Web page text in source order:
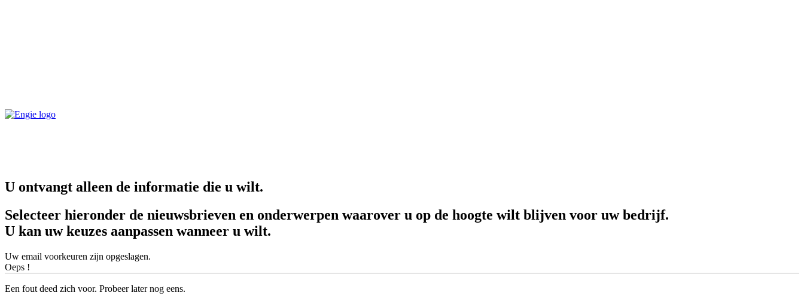
U ontvangt alleen de informatie die u wilt.
Selecteer hieronder de nieuwsbrieven en onderwerpen waarover u op de hoogte wilt blijven voor uw bedrijf.
U kan uw keuzes aanpassen wanneer u wilt.
Uw email voorkeuren zijn opgeslagen.
Oeps !
Een fout deed zich voor. Probeer later nog eens.